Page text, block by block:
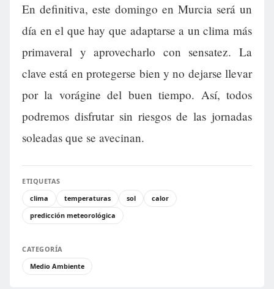
En definitiva, este domingo en Murcia será un
día en el que hay que adaptarse a un clima más
primaveral y aprovecharlo con sensatez. La
clave está en protegerse bien y no dejarse llevar
por la vorágine del buen tiempo. Así, todos
podremos disfrutar sin riesgos de las jornadas
soleadas que se avecinan.
ETIQUETAS
clima
temperaturas sol
calor
predicción meteorológica
CATEGORÍA
Medio Ambiente